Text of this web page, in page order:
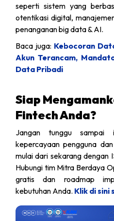
seperti sistem yang
otentikasi digital,
penanganan big data & AI.
Baca juga: Kebocoran
Akun Terancam,
Data Pribadi
Siap
Fintech Anda?
Jangan tunggu sampai
kepercayaan pengguna
mulai dari sekarang dengan
Hubungi tim Mitra Berdaya
gratis dan roadmap
kebutuhan Anda. Klik di sini